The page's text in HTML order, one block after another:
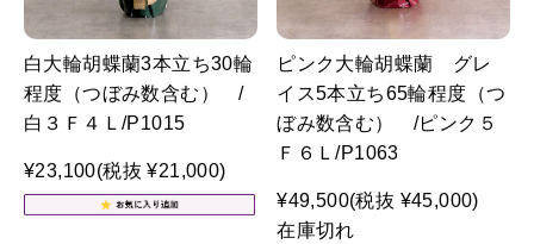
白大輪胡蝶蘭3本立ち30輪
程度（つぼみ数含む） /
白３Ｆ４Ｌ/P1015
¥23,100(税抜 ¥21,000)
ピンク大輪胡蝶蘭 グレ
イス5本立ち65輪程度（つ
ぼみ数含む） /ピンク５
Ｆ６Ｌ/P1063
¥49,500(税抜 ¥45,000)
在庫切れ